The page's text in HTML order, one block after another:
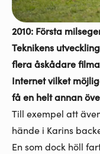
2010: Första
Teknikens
flera åskådare
Internet vilket
få en helt annan
Till exempel att
hände i Karins
En som dock höll